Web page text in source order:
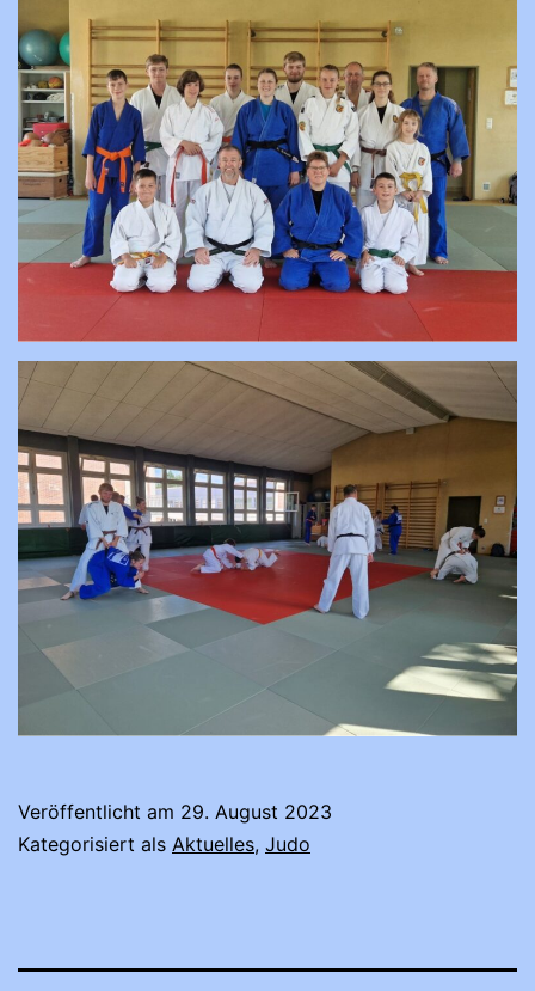
Veröffentlicht am 29. August 2023
Kategorisiert als Aktuelles, Judo